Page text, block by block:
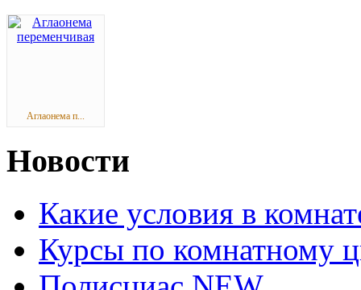
Аглаонема п...
Новости
Какие условия в
Курсы по комнатному